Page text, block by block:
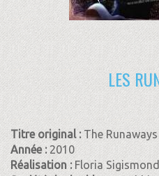
LES
Titre original : The Runaways
Année : 2010
Réalisation :Floria